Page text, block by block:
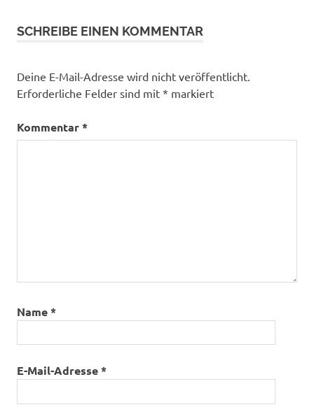
SCHREIBE EINEN KOMMENTAR
Deine E-Mail-Adresse wird nicht veröffentlicht.
Erforderliche Felder sind mit * markiert
Kommentar*
Name*
E-Mail-Adresse*